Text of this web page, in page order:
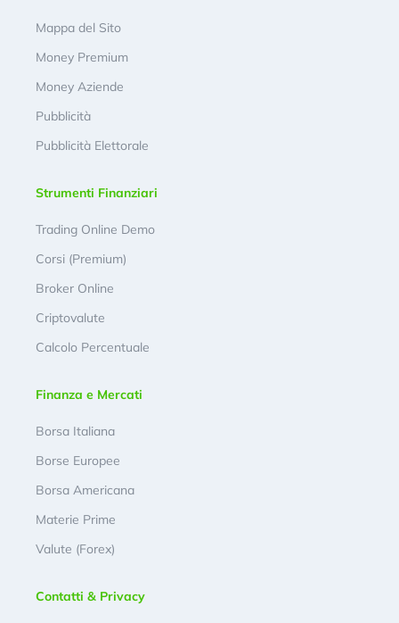
Mappa del Sito
Money Premium
Money Aziende
Pubblicità
Pubblicità Elettorale
Strumenti Finanziari
Trading Online Demo
Corsi (Premium)
Broker Online
Criptovalute
Calcolo Percentuale
Finanza e Mercati
Borsa Italiana
Borse Europee
Borsa Americana
Materie Prime
Valute (Forex)
Contatti & Privacy